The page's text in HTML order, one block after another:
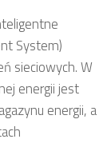
System)
sieciowych. W
energii jest
energii, a